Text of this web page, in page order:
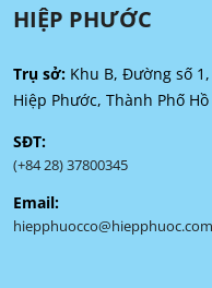
HIỆP PHƯỚC
Trụ sở: Khu B, Đường số
Hiệp Phước, Thành Phố
SĐT:
(+84 28) 37800345
Email:
hiepphuocco@hiepphuoc.com